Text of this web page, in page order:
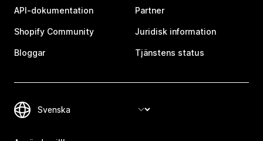
API-dokumentation
Shopify Community
Bloggar
Partner
Juridisk information
Tjänstens status